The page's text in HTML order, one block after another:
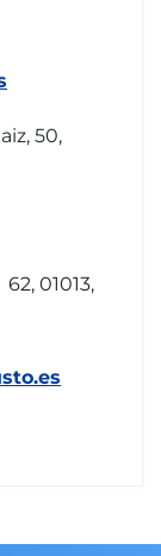
50,
01013,